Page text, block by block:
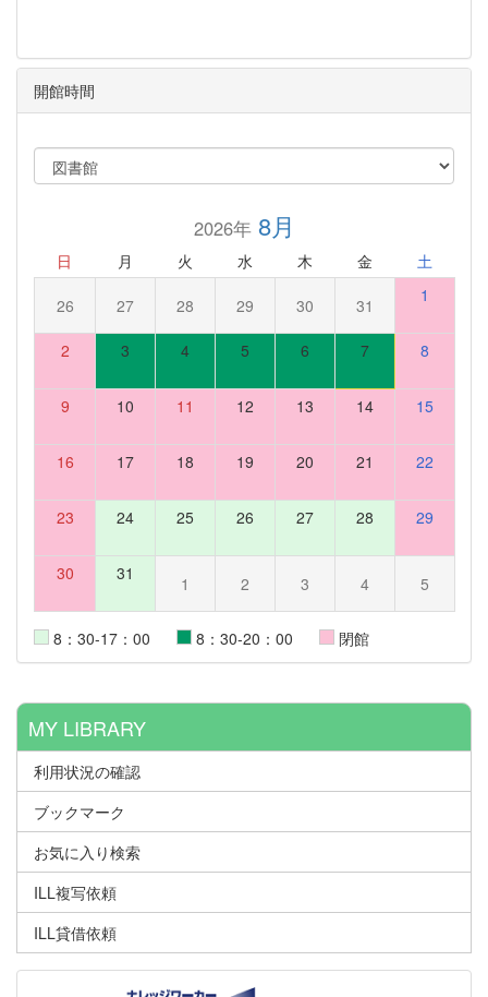
開館時間
2026年8月
日 月 火 水 木 金 土
26 27 28 29 30 31 1
2 3 4 5 6 7 8
9 10 11 12 13 14 15
16 17 18 19 20 21 22
23 24 25 26 27 28 29
30 31 1 2 3 4 5
8：30-17：00 8：30-20：00 閉館
MY LIBRARY
利用状況の確認
ブックマーク
お気に入り検索
ILL複写依頼
ILL貸借依頼